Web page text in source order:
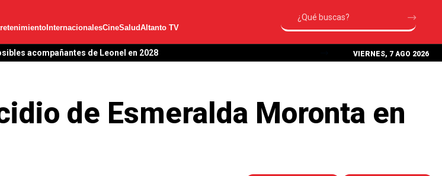
InternacionalesCineSaludAltanto TV
acompañantes de Leonel en 2028 VIERNES, 7 AGO 2026
de Esmeralda Moronta en